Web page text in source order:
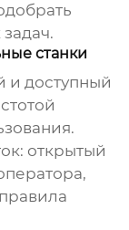
станки
и доступный
открытый